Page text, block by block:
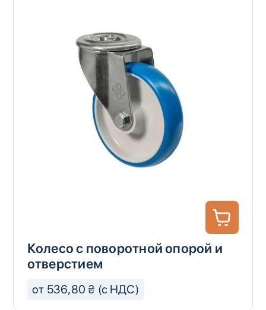
Колесо с поворотной опорой и
отверстием
от 536,80 ₴ (с НДС)